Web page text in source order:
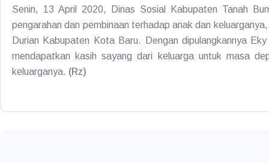
Senin, 13 April 2020, Dinas Sosial Kabupaten Tanah
pengarahan dan pembinaan terhadap anak dan
Durian Kabupaten Kota Baru. Dengan dipulangkannya
mendapatkan kasih sayang dari keluarga untuk masa
keluarganya. (Rz)